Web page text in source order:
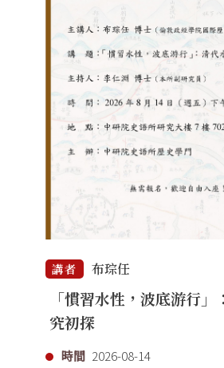
講者 布琮任
「慣習水性，波底游行
究初探
時間 2026-08-14